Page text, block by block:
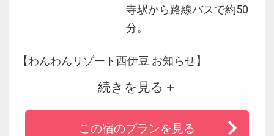
寺駅から路線バスで約50
分。
【わんわんリゾート西伊豆 お知らせ】
メンテナンス休館
2026年6月15日（月）～6月16日（火）
続きを見る
この宿のプランを見る